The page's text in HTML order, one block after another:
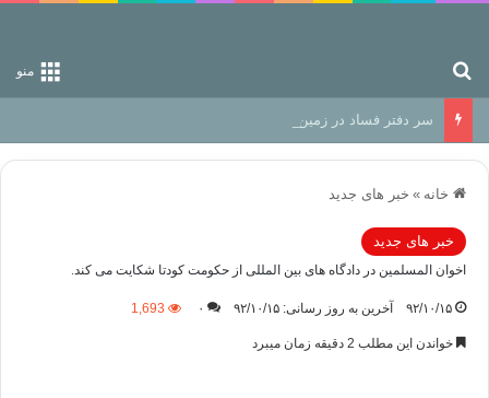
منو
سر دفتر فساد در زمین‌، دوری وکناره‌گیری از راه خداست‌!
خانه » خبر های جدید
خبر های جدید
اخوان المسلمین در دادگاه های بین المللی از حکومت کودتا شکایت می کند.
۹۲/۱۰/۱۵ آخرین به روز رسانی: ۹۲/۱۰/۱۵ ۰ 1,693
خواندن این مطلب 2 دقیقه زمان میبرد